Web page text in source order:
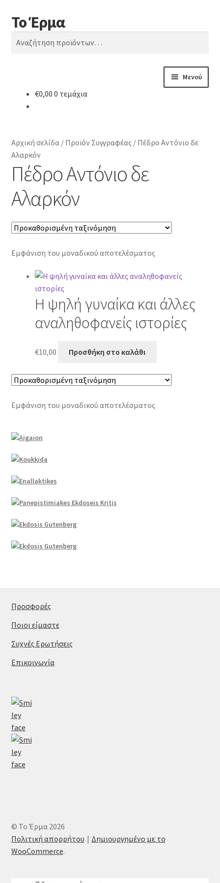
Απευθείας
μετάβαση
στην
Μετάβαση
σε
περιεχόμενο
Το Έρμα
Αναζήτηση
Αναζήτηση
Μενού
Κατηγορίες Βιβλίων
Συχνές Ερωτήσεις
Επικοινωνία
€0,00 0 τεμάχια
Αρχική σελίδα/ Προϊόν Συγγραφέας / Πέδρο Αντόνιο δε
Αλαρκόν
Πέδρο Αντόνιο δε
Αλαρκόν
Εμφάνιση του μοναδικού αποτελέσματος
Η ψηλή γυναίκα και άλλες
αναληθοφανείς ιστορίες
€10,00 Προσθήκη στο καλάθι
Εμφάνιση του μοναδικού αποτελέσματος
Προσφορές
Ποιοι είμαστε
Συχνές Ερωτήσεις
Επικοινωνία
© Το Έρμα 2026
Πολιτική απορρήτου
Δημιουργημένο με το
WooCommerce.